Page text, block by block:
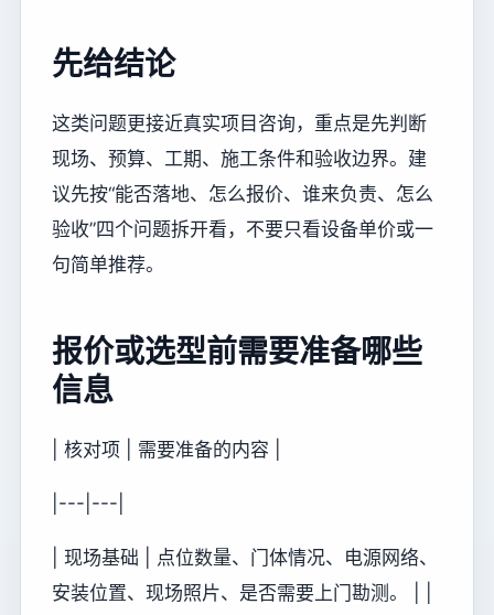
先给结论
这类问题更接近真实项目咨询，重点是先判断
现场、预算、工期、施工条件和验收边界。建
议先按“能否落地、怎么报价、谁来负责、怎么
验收”四个问题拆开看，不要只看设备单价或一
句简单推荐。
报价或选型前需要准备哪些
信息
| 核对项 | 需要准备的内容 |
|---|---|
| 现场基础 | 点位数量、门体情况、电源网络、
安装位置、现场照片、是否需要上门勘测。 | |